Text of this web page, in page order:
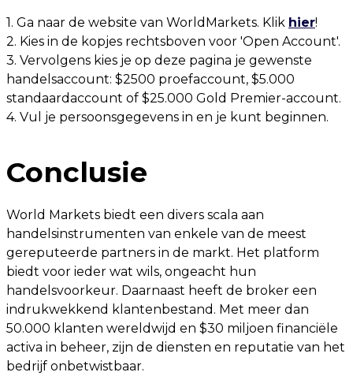
1. Ga naar de website van WorldMarkets. Klik hier!
2. Kies in de kopjes rechtsboven voor 'Open Account'.
3. Vervolgens kies je op deze pagina je gewenste
handelsaccount: $2500 proefaccount, $5.000
standaardaccount of $25.000 Gold Premier-account.
4. Vul je persoonsgegevens in en je kunt beginnen.
Conclusie
World Markets biedt een divers scala aan
handelsinstrumenten van enkele van de meest
gereputeerde partners in de markt. Het platform
biedt voor ieder wat wils, ongeacht hun
handelsvoorkeur. Daarnaast heeft de broker een
indrukwekkend klantenbestand. Met meer dan
50.000 klanten wereldwijd en $30 miljoen financiële
activa in beheer, zijn de diensten en reputatie van het
bedrijf onbetwistbaar.